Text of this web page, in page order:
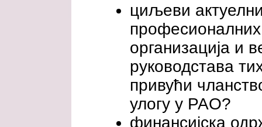
циљеви
организација и
руководстава
привући
улогу у PAO?
финансијска